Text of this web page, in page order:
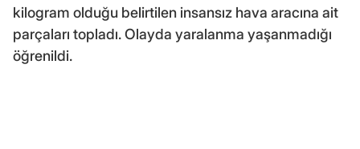
kilogram olduğu belirtilen insansız hava aracına ait
parçaları topladı. Olayda yaralanma yaşanmadığı
öğrenildi.